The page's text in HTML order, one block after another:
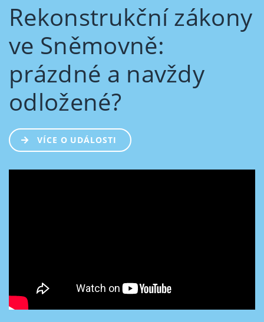
Rekonstrukční zákony
ve Sněmovně:
prázdné a navždy
odložené?
VÍCE O UDÁLOSTI